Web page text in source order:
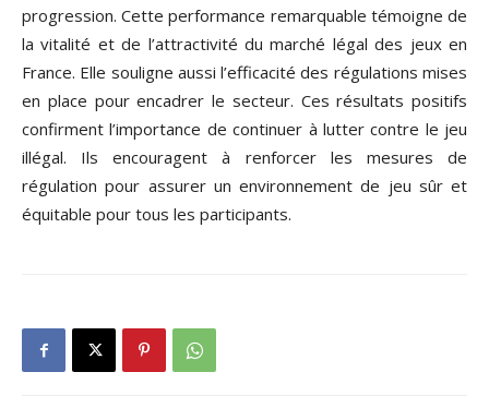
progression. Cette performance remarquable témoigne de
la vitalité et de l’attractivité du marché légal des jeux en
France. Elle souligne aussi l’efficacité des régulations mises
en place pour encadrer le secteur. Ces résultats positifs
confirment l’importance de continuer à lutter contre le jeu
illégal. Ils encouragent à renforcer les mesures de
régulation pour assurer un environnement de jeu sûr et
équitable pour tous les participants.